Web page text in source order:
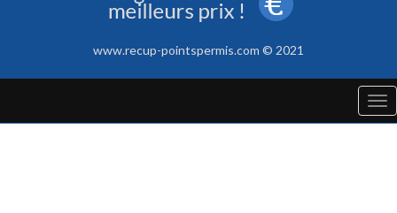
www.recup-pointspermis.com © 2021